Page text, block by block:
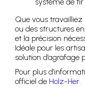
Que vous
ou des structures
et la précision
Idéale pour les
solution
Pour plus
officiel de Holz-Her.